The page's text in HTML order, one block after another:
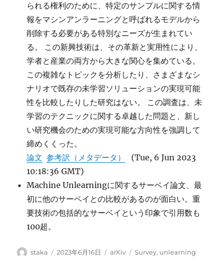
られる権利のために、特定のサンプルに関する情
報をマシンアンラーニングと呼ばれるモデルから
削除する必要がある特別なニーズが生まれてい
る。 この新興技術は、その革新と実用性により、
学者と産業の両方から大きな関心を集めている。
この複雑なトピックを分析したり、さまざまなシ
ナリオで既存の未学習ソリューションの実現可能
性を比較したりした研究はない。 この調査は、未
学習のテクニックに関する卓越した問題と、新し
い研究機会のための実現可能な方向性を強調して
締めくくった。
論文 参考訳（メタデータ）
(Tue, 6 Jun 2023
10:18:36 GMT)
Machine Unlearningに関するサーベイ論文、最
初に他のサーベイとの比較があるのが面白い。重
要技術の包括的なサーベイという印象で引用数も
100超。
投
staka
投
2023年6月16日
カ
arXiv
タ
Survey, unlearning